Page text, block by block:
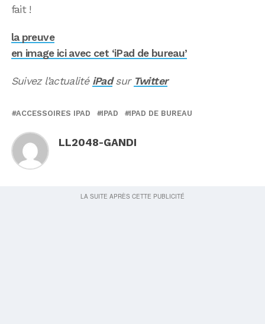
fait !
la preuve
en image ici avec cet ‘iPad de bureau’
Suivez l’actualité iPadsur Twitter
ACCESSOIRES IPAD IPAD IPAD DE BUREAU
LL2048-GANDI